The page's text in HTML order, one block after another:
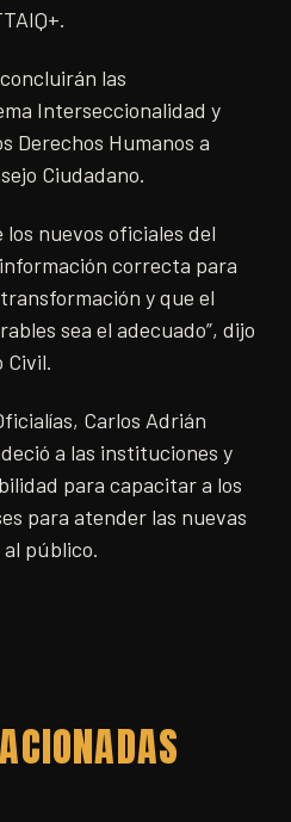
las
Interseccionalidad y
Derechos Humanos a
Ciudadano.
nuevos oficiales del
correcta para
y que el
sea el adecuado”, dijo
Civil.
Carlos Adrián
a las instituciones y
para capacitar a los
para atender las nuevas
público.